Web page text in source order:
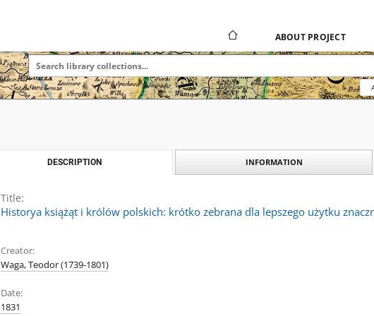
ABOUT PROJECT
DESCRIPTION INFORMATION
Title:
Historya książąt i królów polskich: krótko zebrana dla lepszego użytku
Creator:
Waga, Teodor (1739-1801)
Date:
1831